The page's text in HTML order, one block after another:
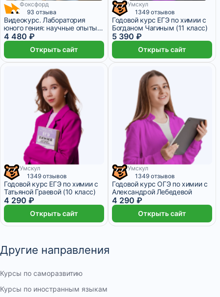
Фоксфорд
93 отзыва
Видеокурс. Лаборатория
юного гения: научные опыты
для 2–6 классов
4 480 ₽
Открыть сайт
1 348 ₽/мес 1 месяц
Умскул
1349 отзывов
Годовой курс ЕГЭ по химии с
Богданом Чагиным (11 класс)
5 390 ₽
Открыть сайт
1 073 ₽/мес 1 месяц
Умскул
1349 отзывов
Годовой курс ЕГЭ по химии с
Татьяной Граевой (10 класс)
4 290 ₽
Открыть сайт
1 073 ₽/мес 1 месяц
Умскул
1349 отзывов
Годовой курс ОГЭ по химии с
Александрой Лебедевой
4 290 ₽
Открыть сайт
Другие направления
Курсы по саморазвитию
Курсы по иностранным языкам